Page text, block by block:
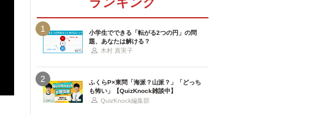
1
小学生でできる「転がる2つの円」の問
題、あなたは解ける？
木村 真実子
2
ふくらP×東問「海派？山派？」「どっち
も怖い」【QuizKnock雑談中】
QuizKnock編集部